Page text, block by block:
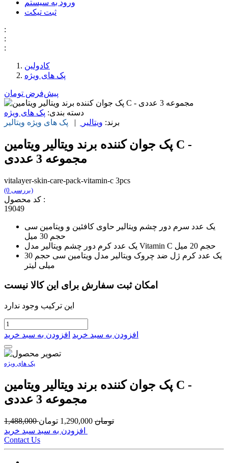
ورود به سیستم
ثبت تیکت
:
:
:
کادولین
پک های ویژه
پیش‌فرض تومان
دسته بندی: پک های ویژه
برند: ویتالیر | پک های ویژه ویتالیر
پک جوان کننده برند ویتالیر ویتامین C -
مجموعه 3 عددی
vitalayer-skin-care-pack-vitamin-c 3pcs
(0 بررسی)
کد محصول :
19049
یک عدد سرم دور چشم ویتالیر حاوی کافئین و ویتامین سی
حجم 30 میل
یک عدد کرم دور چشم ویتالیر مدل Vitamin C حجم 20 میل
یک عدد کرم ژل ضد چروک ویتالیر مدل ویتامین سی حجم 30
میلی لیتر
امکان ثبت سفارش برای این کالا نیست
این ترکیب وجود ندارد
افزودن به سبد خرید افزودن به سبد خرید
پک های ویژه
پک جوان کننده برند ویتالیر ویتامین C -
مجموعه 3 عددی
1,488,000 تومان 1,290,000 تومان
Contact Us